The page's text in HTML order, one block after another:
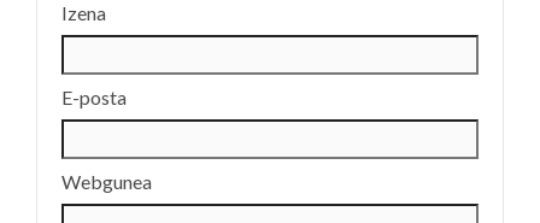
Izena
E-posta
Webgunea